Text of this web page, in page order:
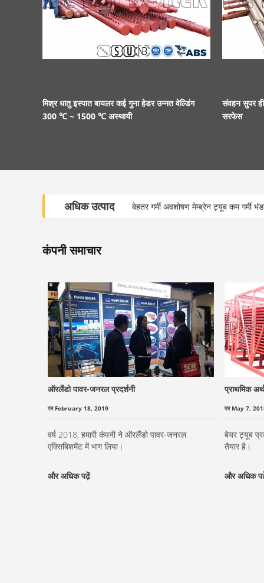
मिश्र धातु इस्पात बायलर कई गुना हेडर उन्नत वेल्डिंग
300 ℃ ~ 1500 ℃ अस्थायी
संवहन सुपर
सरफेस
अधिक उत्पाद बेहतर गर्मी अवशोषण मेम्ब्रेन ट्यूब कम गर्मी
कंपनी समाचार
ऑरलैंडो पावर-जनरल प्रदर्शनी
पर February 18, 2019
वर्ष 2018, हमारी कंपनी ने ऑरलैंडो पावर-जनरल
एक्सिबिशमेंट में भाग लिया।
और अधिक पढ़ें
प्राथमिक
पर May 7,
बेयर ट्यूब
तैयार है।
और अधिक